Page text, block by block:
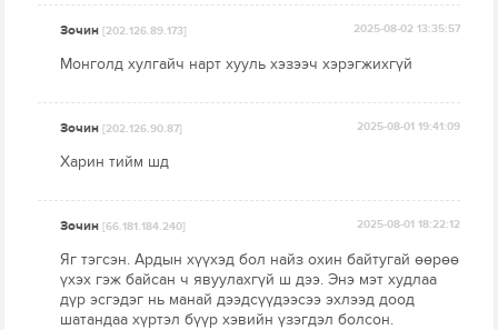
Зочин[202.126.89.173] 2025-08-02 13:35:57
Монголд хулгайч нарт хууль хэзээч хэрэгжихгүй
Зочин[202.126.90.87] 2025-08-01 19:41:09
Харин тийм шд
Зочин[66.181.184.240] 2025-08-01 18:22:12
Яг тэгсэн. Ардын хүүхэд бол найз охин байтугай өөрөө
үхэх гэж байсан ч явуулахгүй ш дээ. Энэ мэт худлаа
дүр эсгэдэг нь манай дээдсүүдээсээ эхлээд доод
шатандаа хүртэл бүүр хэвийн үзэгдэл болсон.